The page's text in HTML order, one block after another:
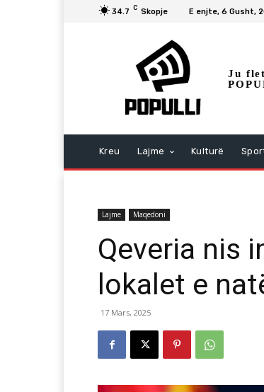
34.7 C Skopje E enjte, 6 Gusht,
Ju flet
Kreu Lajme Kulturë
Lajme Maqedoni
Qeveria nis
lokalet e
17 Mars, 2025